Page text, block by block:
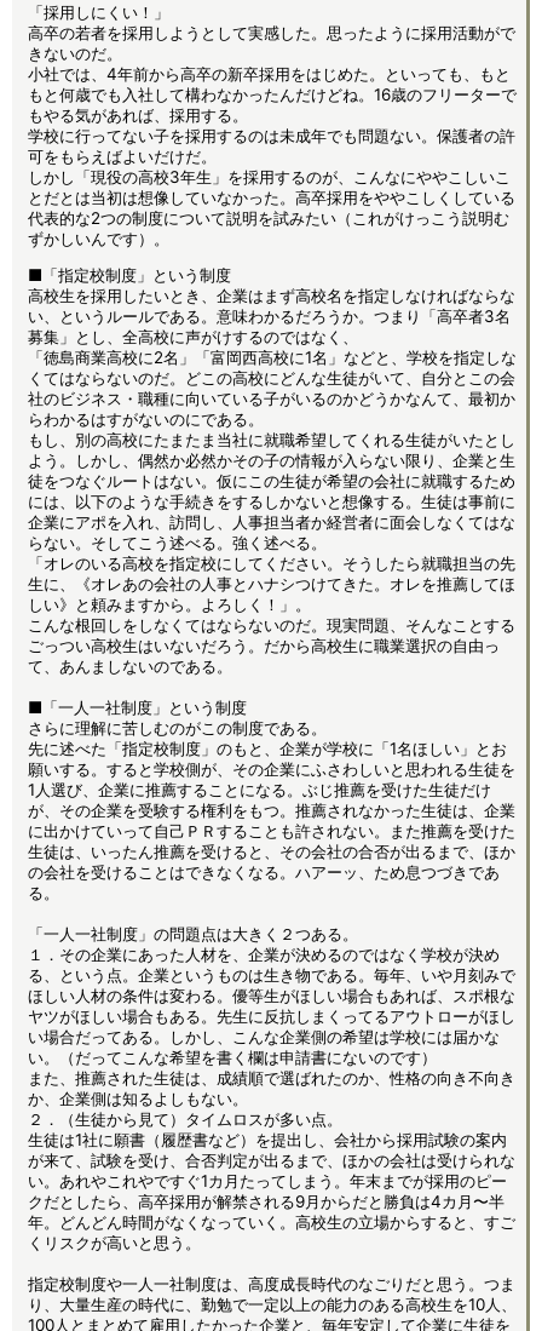
「採用しにくい！」
高卒の若者を採用しようとして実感した。思ったように採用活動がで
きないのだ。
小社では、4年前から高卒の新卒採用をはじめた。といっても、もと
もと何歳でも入社して構わなかったんだけどね。16歳のフリーターで
もやる気があれば、採用する。
学校に行ってない子を採用するのは未成年でも問題ない。保護者の許
可をもらえばよいだけだ。
しかし「現役の高校3年生」を採用するのが、こんなにややこしいこ
とだとは当初は想像していなかった。高卒採用をややこしくしている
代表的な2つの制度について説明を試みたい（これがけっこう説明む
ずかしいんです）。
■「指定校制度」という制度
高校生を採用したいとき、企業はまず高校名を指定しなければならな
い、というルールである。意味わかるだろうか。つまり「高卒者3名
募集」とし、全高校に声がけするのではなく、
「徳島商業高校に2名」「富岡西高校に1名」などと、学校を指定しな
くてはならないのだ。どこの高校にどんな生徒がいて、自分とこの会
社のビジネス・職種に向いている子がいるのかどうかなんて、最初か
らわかるはすがないのにである。
もし、別の高校にたまたま当社に就職希望してくれる生徒がいたとし
よう。しかし、偶然か必然かその子の情報が入らない限り、企業と生
徒をつなぐルートはない。仮にこの生徒が希望の会社に就職するため
には、以下のような手続きをするしかないと想像する。生徒は事前に
企業にアポを入れ、訪問し、人事担当者か経営者に面会しなくてはな
らない。そしてこう述べる。強く述べる。
「オレのいる高校を指定校にしてください。そうしたら就職担当の先
生に、《オレあの会社の人事とハナシつけてきた。オレを推薦してほ
しい》と頼みますから。よろしく！」。
こんな根回しをしなくてはならないのだ。現実問題、そんなことする
ごっつい高校生はいないだろう。だから高校生に職業選択の自由っ
て、あんましないのである。
■「一人一社制度」という制度
さらに理解に苦しむのがこの制度である。
先に述べた「指定校制度」のもと、企業が学校に「1名ほしい」とお
願いする。すると学校側が、その企業にふさわしいと思われる生徒を
1人選び、企業に推薦することになる。ぶじ推薦を受けた生徒だけ
が、その企業を受験する権利をもつ。推薦されなかった生徒は、企業
に出かけていって自己ＰＲすることも許されない。また推薦を受けた
生徒は、いったん推薦を受けると、その会社の合否が出るまで、ほか
の会社を受けることはできなくなる。ハアーッ、ため息つづきであ
る。
「一人一社制度」の問題点は大きく２つある。
１．その企業にあった人材を、企業が決めるのではなく学校が決め
る、という点。企業というものは生き物である。毎年、いや月刻みで
ほしい人材の条件は変わる。優等生がほしい場合もあれば、スポ根な
ヤツがほしい場合もある。先生に反抗しまくってるアウトローがほし
い場合だってある。しかし、こんな企業側の希望は学校には届かな
い。（だってこんな希望を書く欄は申請書にないのです）
また、推薦された生徒は、成績順で選ばれたのか、性格の向き不向き
か、企業側は知るよしもない。
２．（生徒から見て）タイムロスが多い点。
生徒は1社に願書（履歴書など）を提出し、会社から採用試験の案内
が来て、試験を受け、合否判定が出るまで、ほかの会社は受けられな
い。あれやこれやですぐ1カ月たってしまう。年末までが採用のピー
クだとしたら、高卒採用が解禁される9月からだと勝負は4カ月〜半
年。どんどん時間がなくなっていく。高校生の立場からすると、すご
くリスクが高いと思う。
指定校制度や一人一社制度は、高度成長時代のなごりだと思う。つま
り、大量生産の時代に、勤勉で一定以上の能力のある高校生を10人、
100人とまとめて雇用したかった企業と、毎年安定して企業に生徒を